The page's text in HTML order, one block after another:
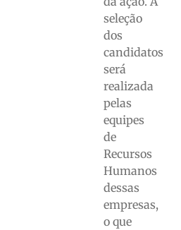
seleção
dos
candidatos
será
realizada
pelas
equipes
de
Recursos
Humanos
dessas
empresas,
o que